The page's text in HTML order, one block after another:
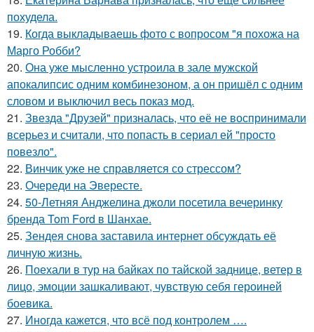
похудела.
19. Когда выкладываешь фото с вопросом "я похожа на
Марго Робби?
20. Она уже мысленно устроила в зале мужской
апокалипсис одним комбинезоном, а он пришёл с одним
словом и выключил весь показ мод.
21. Звезда "Друзей" призналась, что её не воспринимали
всерьез и считали, что попасть в сериал ей "просто
повезло".
22. Винчик уже не справляется со стрессом?
23. Очереди на Эвересте.
24. 50-Летняя Анджелина джоли посетила вечеринку
бренда Tom Ford в Шанхае.
25. Зендея снова заставила интернет обсуждать её
личную жизнь.
26. Поехали в тур на байках по тайской заднице, ветер в
лицо, эмоции зашкаливают, чувствую себя героиней
боевика.
27. Иногда кажется, что всё под контролем ….